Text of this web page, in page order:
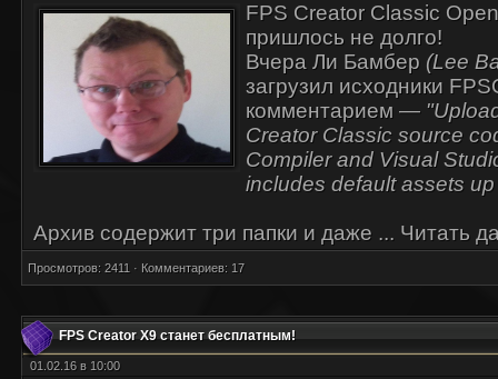
FPS Creator Classic
пришлось не долго!
Вчера Ли Бамбер (Lee
загрузил исходники
комментарием —
Creator Classic source
Compiler and Visual
includes default assets
Архив содержит три папки и даже ... Читать
Просмотров: 2411 · Комментариев: 17
FPS Creator X9 станет бесплатным!
01.02.16 в 10:00